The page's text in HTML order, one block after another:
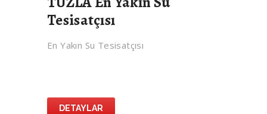
Tesisatçısı
En Yakın Su Tesisatçısı
DETAYLAR